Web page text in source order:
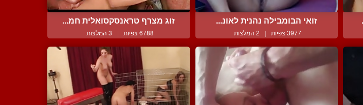
זואי הבומבילה נהנית לאונ...
3977 צפיות | 2 המלצות
זוג מצרף טראנסקסואלית חמ...
6788 צפיות | 3 המלצות